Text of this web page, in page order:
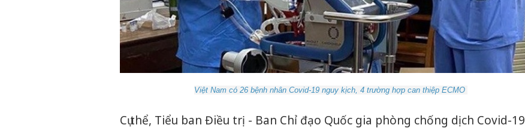
Việt Nam có 26 bệnh nhân Covid-19 nguy kịch, 4 trường hợp can thiệp ECMO
Cụ thể, Tiểu ban Điều trị - Ban Chỉ đạo Quốc gia phòng chống dịch Covid-19